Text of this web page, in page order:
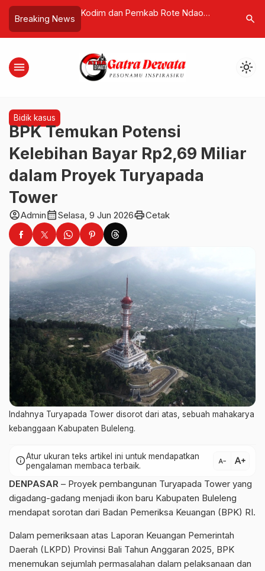
Breaking News
Rote Ndao
Kemandirian
WKS Klarifikasi Unggahan Media
Dorong Transparansi Desa Adat
China
search
menu light_mode
Bidik kasus
BPK Temukan Potensi
Kelebihan Bayar Rp2,69 Miliar
dalam Proyek Turyapada
Tower
account_circleAdmincalendar_monthSelasa, 9 Jun 2026printCetak
Indahnya Turyapada Tower disorot dari atas, sebuah mahakarya
kebanggaan Kabupaten Buleleng.
infoAtur ukuran teks artikel ini untuk mendapatkan
pengalaman membaca terbaik.
text_decrease text_increase
DENPASAR – Proyek pembangunan Turyapada Tower yang
digadang-gadang menjadi ikon baru Kabupaten Buleleng
mendapat sorotan dari Badan Pemeriksa Keuangan (BPK) RI.
Dalam pemeriksaan atas Laporan Keuangan Pemerintah
Daerah (LKPD) Provinsi Bali Tahun Anggaran 2025, BPK
menemukan sejumlah permasalahan dalam pelaksanaan dan